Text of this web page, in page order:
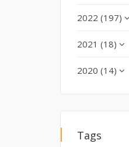
2022 (197)
2021 (18)
2020 (14)
Tags